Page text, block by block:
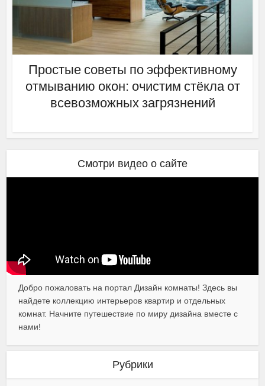
Простые советы по эффективному
отмыванию окон: очистим стёкла от
всевозможных загрязнений
Смотри видео о сайте
Добро пожаловать на портал Дизайн комнаты! Здесь вы
найдете коллекцию интерьеров квартир и отдельных
комнат. Начните путешествие по миру дизайна вместе с
нами!
Рубрики